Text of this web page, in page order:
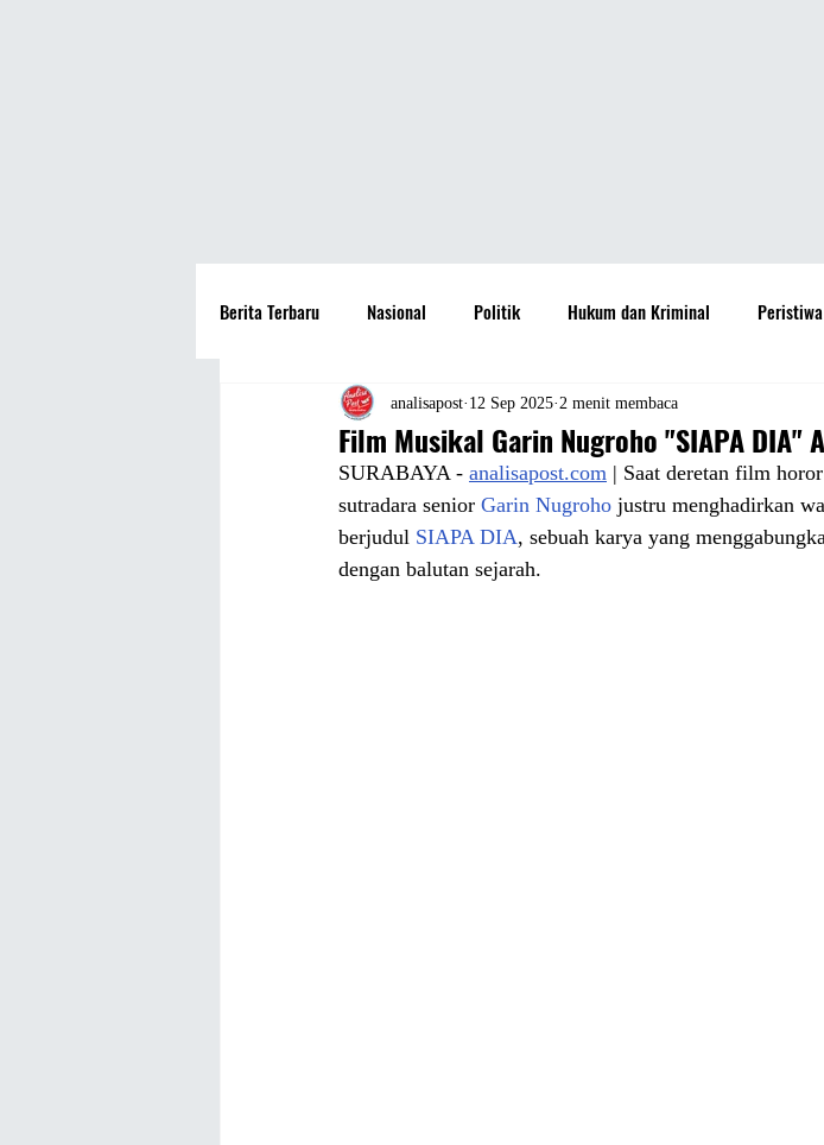
Berita Terbaru Nasional Politik Hukum dan Kriminal Peristiwa
Travel Seni dan Budaya Sastra
Film Hiburan Properti Informasi
Film Musikal Garin Nugroho "SIAPA DIA"
analisapost 12 Sep 2025 2 menit membaca
SURABAYA - analisapost.com | Saat deretan film
sutradara senior Garin Nugroho justru menghadirkan
berjudul SIAPA DIA, sebuah karya yang
dengan balutan sejarah.